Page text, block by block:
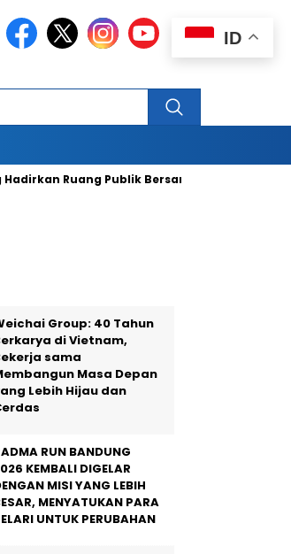
Publik Bersama melalui Pembangunan
Group: 40 Tahun
di Vietnam,
sama
Masa Depan
Lebih Hijau dan
RUN BANDUNG
KEMBALI DIGELAR
MISI YANG LEBIH
MENYATUKAN PARA
UNTUK PERUBAHAN
ID